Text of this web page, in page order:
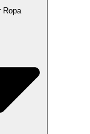
Ropa